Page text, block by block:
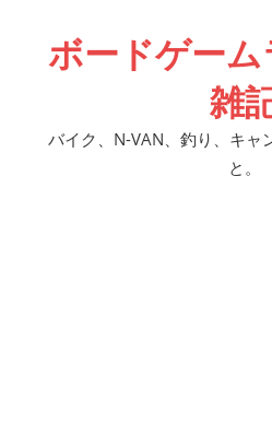
ボードゲー
雑
バイク、N-VAN、釣り、キャ
と。